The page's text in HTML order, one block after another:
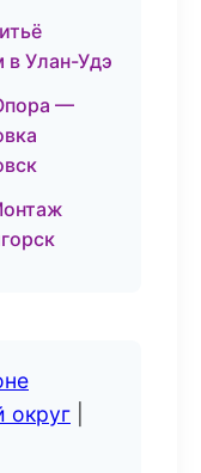
в Улан-Удэ
—
округ